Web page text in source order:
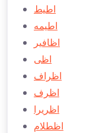
اطيط
اطيمه
اظافير
اظی
اظراف
اظرف
اظريرا
اظطلام